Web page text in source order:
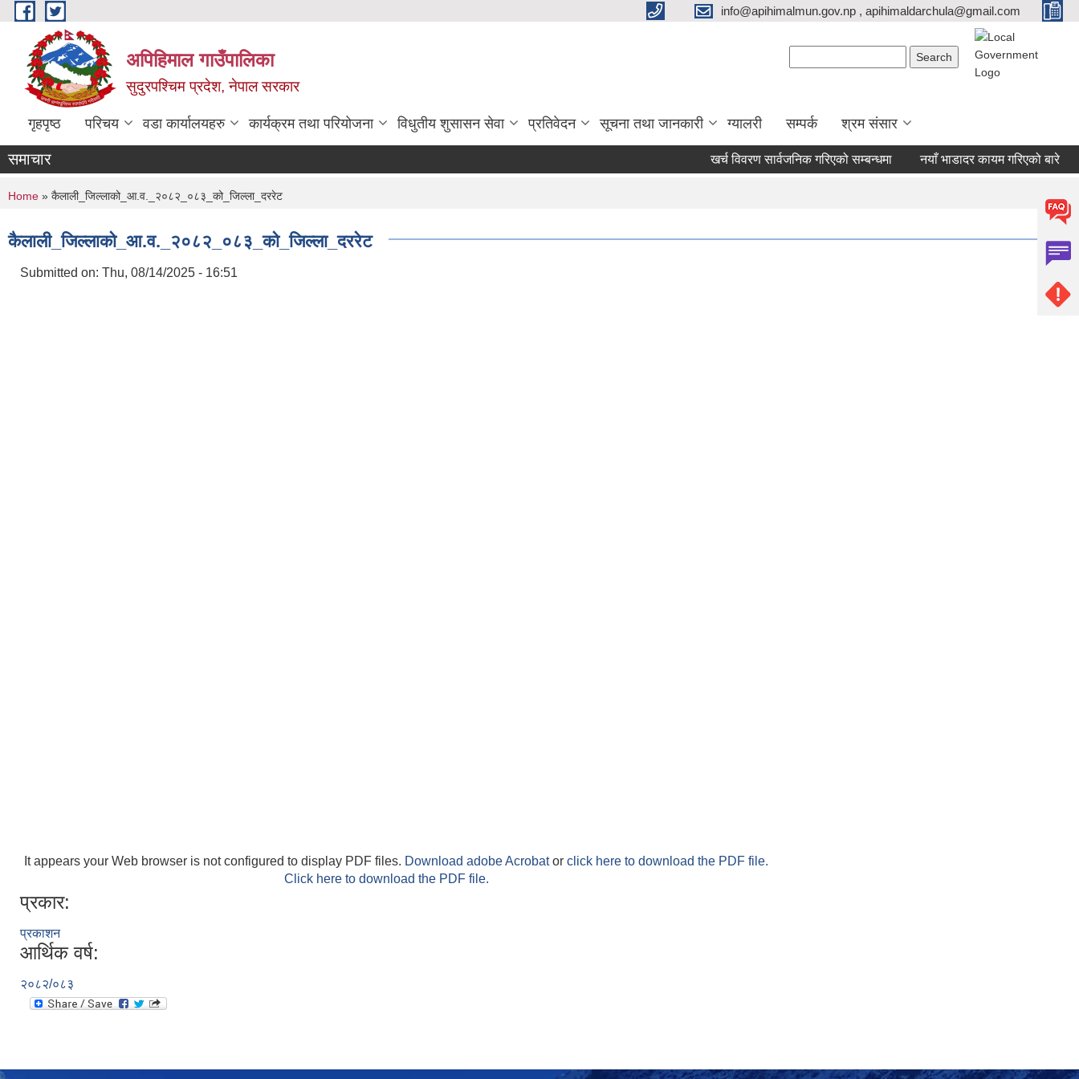
Skip to main content info@apihimalmun.gov.np , apihimaldarchula@gmail.com
अपिहिमाल गाउँपालिका
सुदुरपश्चिम प्रदेश, नेपाल सरकार
गृहपृष्ठ परिचय वडा कार्यालयहरु कार्यक्रम तथा परियोजना विधुतीय शुसासन सेवा प्रतिवेदन सूचना तथा जानकारी ग्यालरी सम्पर्क श्रम संसार
समाचार खर्च विवरण सार्वजनिक गरिएको सम्बन्धमा नयाँ भाडादर कायम गरिएको बारे
You are here
Home » कैलाली_जिल्लाको_आ.व._२०८२_०८३_को_जिल्ला_दररेट
कैलाली_जिल्लाको_आ.व._२०८२_०८३_को_जिल्ला_दररेट
Submitted on: Thu, 08/14/2025 - 16:51
It appears your Web browser is not configured to display PDF files. Download adobe Acrobator click here to download the PDF file.
Click here to download the PDF file.
प्रकार:
प्रकाशन
आर्थिक वर्ष:
२०८२/०८३